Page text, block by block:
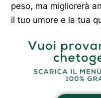
peso, ma migliorerà
il tuo umore e la tua